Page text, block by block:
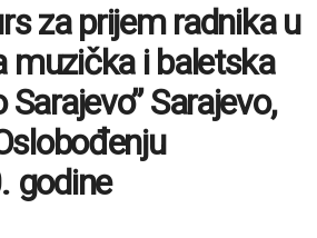
za prijem radnika u
muzička i baletska
Sarajevo,
godine